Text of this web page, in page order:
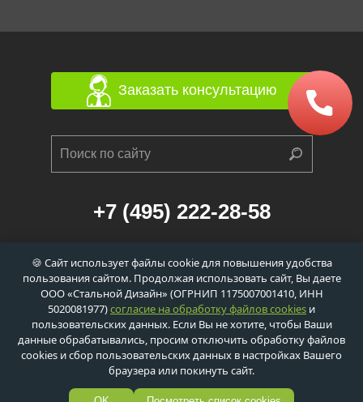
Политика обработки персональных данных
Политика обработки сookie-файлов
© ООО «Стальной Дизайн»,
Заказать консультацию
+7 (495) 222-28-58
к. 1 (станция метро «Сокол», 560м)
info@dveri-ei-60.ru
🍪 Сайт использует файлы cookie для повышения удобства
пользования сайтом. Продолжая использовать сайт, Вы даете
ООО «Стальной Дизайн» (ОГРНИП 1175007001410, ИНН
5020081977)согласие на обработку файлов cookies и
пользовательских данных. Если Вы не хотите, чтобы Ваши
данные обрабатывались, просим отключить обработку файлов
cookies и сбор пользовательских данных в настройках Вашего
браузера или покинуть сайт.